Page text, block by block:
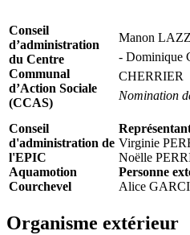
Conseil
d’administration
du Centre
Communal
d’Action Sociale
(CCAS)
Manon
- Dominique
CHERRIER
Nomination
Conseil
d'administration de
l'EPIC
Aquamotion
Courchevel
Virginie
Noëlle
Personne
Alice
Organisme extérieur